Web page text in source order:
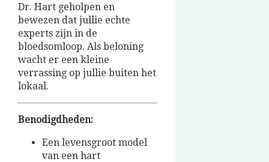
Dr. Hart geholpen en
bewezen dat jullie echte
experts zijn in de
bloedsomloop. Als beloning
wacht er een kleine
verrassing op jullie buiten het
lokaal.
Benodigdheden:
Een levensgroot model
van een hart